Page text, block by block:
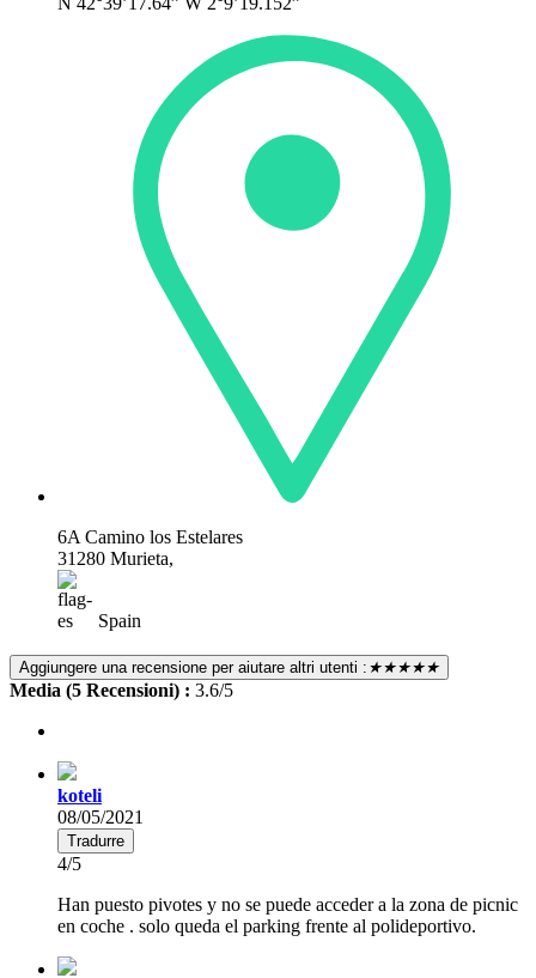
6A Camino los Estelares
31280 Murieta,
Spain
Aggiungere una recensione per aiutare altri utenti : ★★★★★
Media (5 Recensioni) : 3.6/5
koteli
08/05/2021
Tradurre
4/5
Han puesto pivotes y no se puede acceder a la zona de picnic
en coche . solo queda el parking frente al polideportivo.